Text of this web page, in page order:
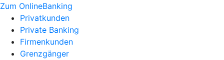
Zum OnlineBanking
Privatkunden
Private Banking
Firmenkunden
Grenzgänger